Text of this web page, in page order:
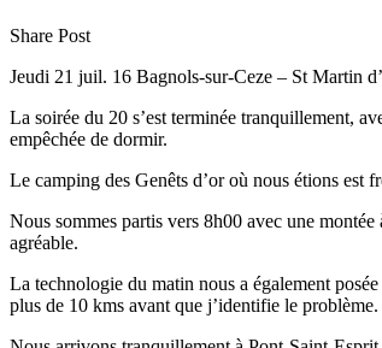
Share PostShare
Facebook
Share
Twitter
Share
Email
Copy
to
Jeudi 21 juil. 16 Bagnols-sur-Ceze – St Martin
La soirée du 20 s’est terminée tranquillement,
empêchée de dormir.
Le camping des Genêts d’or où nous étions est
Nous sommes partis vers 8h00 avec une
agréable.
La technologie du matin nous a également
plus de 10 kms avant que j’identifie le problème.